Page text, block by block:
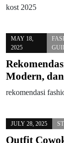
kost 2025
MAY 18,
2025
Modern,
rekomendasi
JULY 28, 2025
Outfit